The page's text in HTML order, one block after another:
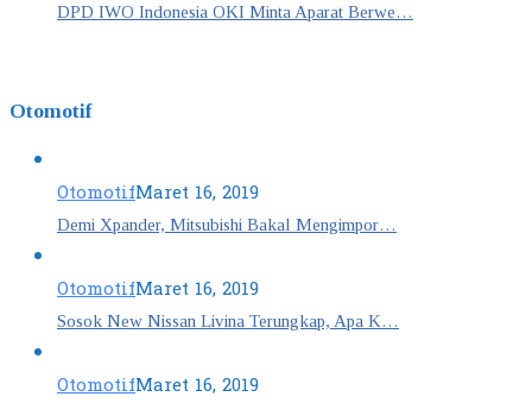
DPD IWO Indonesia OKI Minta Aparat Berwe…
Otomotif
OtomotifMaret 16, 2019
Demi Xpander, Mitsubishi Bakal Mengimpor…
OtomotifMaret 16, 2019
Sosok New Nissan Livina Terungkap, Apa K…
OtomotifMaret 16, 2019